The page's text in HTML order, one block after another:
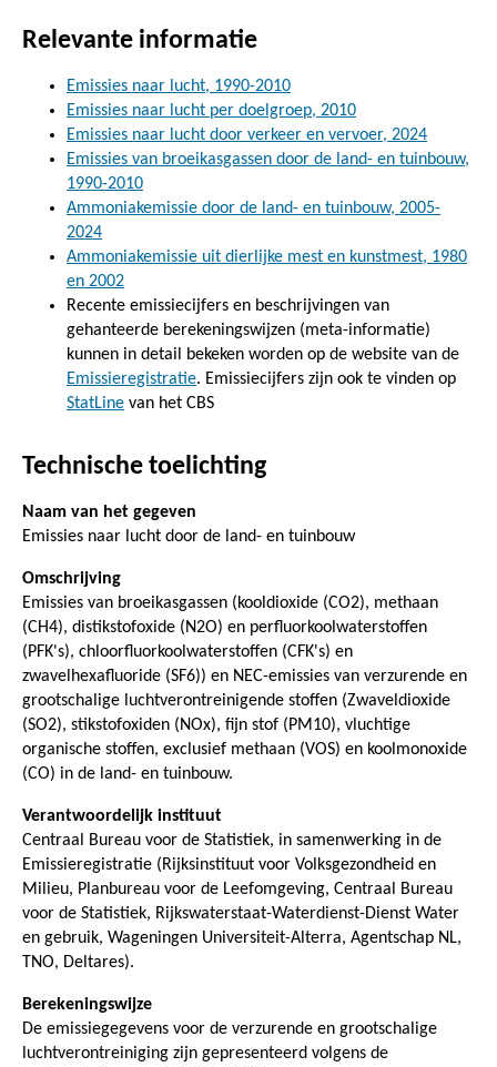
Relevante informatie
Emissies naar lucht, 1990-2010
Emissies naar lucht per doelgroep, 2010
Emissies naar lucht door verkeer en vervoer, 2024
Emissies van broeikasgassen door de land- en tuinbouw,
1990-2010
Ammoniakemissie door de land- en tuinbouw, 2005-
2024
Ammoniakemissie uit dierlijke mest en kunstmest, 1980
en 2002
Recente emissiecijfers en beschrijvingen van
gehanteerde berekeningswijzen (meta-informatie)
kunnen in detail bekeken worden op de website van de
Emissieregistratie. Emissiecijfers zijn ook te vinden op
StatLine van het CBS
Technische toelichting
Naam van het gegeven
Emissies naar lucht door de land- en tuinbouw
Omschrijving
Emissies van broeikasgassen (kooldioxide (CO2), methaan
(CH4), distikstofoxide (N2O) en perfluorkoolwaterstoffen
(PFK's), chloorfluorkoolwaterstoffen (CFK's) en
zwavelhexafluoride (SF6)) en NEC-emissies van verzurende en
grootschalige luchtverontreinigende stoffen (Zwaveldioxide
(SO2), stikstofoxiden (NOx), fijn stof (PM10), vluchtige
organische stoffen, exclusief methaan (VOS) en koolmonoxide
(CO) in de land- en tuinbouw.
Verantwoordelijk instituut
Centraal Bureau voor de Statistiek, in samenwerking in de
Emissieregistratie (Rijksinstituut voor Volksgezondheid en
Milieu, Planbureau voor de Leefomgeving, Centraal Bureau
voor de Statistiek, Rijkswaterstaat-Waterdienst-Dienst Water
en gebruik, Wageningen Universiteit-Alterra, Agentschap NL,
TNO, Deltares).
Berekeningswijze
De emissiegegevens voor de verzurende en grootschalige
luchtverontreiniging zijn gepresenteerd volgens de